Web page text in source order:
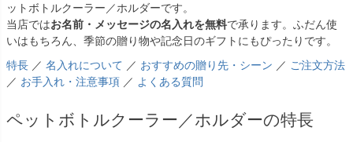
ットボトルクーラー／ホルダーです。
当店ではお名前・メッセージの名入れを無料で承ります。ふだん使
いはもちろん、季節の贈り物や記念日のギフトにもぴったりです。
特長 ／ 名入れについて ／ おすすめの贈り先・シーン ／ ご注文方法
／ お手入れ・注意事項 ／ よくある質問
ペットボトルクーラー／ホルダーの特長